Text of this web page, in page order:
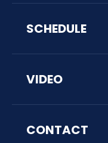
SCHEDULE
VIDEO
CONTACT